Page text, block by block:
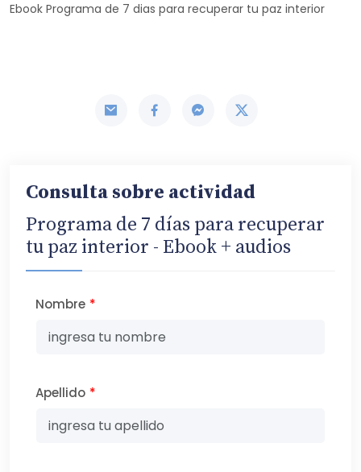
Ebook Programa de 7 dias para recuperar tu paz interior
Consulta sobre actividad
Programa de 7 días para recuperar
tu paz interior - Ebook + audios
Nombre *
Apellido *